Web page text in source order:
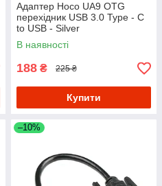
Адаптер Hoco UA9 OTG
перехідник USB 3.0 Type - C
to USB - Silver
В наявності
188 ₴ 225 ₴
Купити
–10%